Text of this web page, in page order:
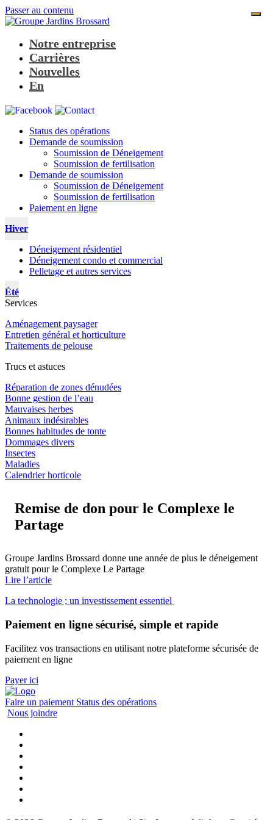
Passer au contenu
Navigation
principale
Notre entreprise
Carrières
Nouvelles
En
Status des opérations
Demande de soumission
Soumission de Déneigement
Soumission de fertilisation
Demande de soumission
Soumission de Déneigement
Soumission de fertilisation
Paiement en ligne
Hiver
Déneigement résidentiel
Déneigement condo et commercial
Pelletage et autres services
Été
Services
Aménagement paysager
Entretien général et horticulture
Traitements de pelouse
Trucs et astuces
Réparation de zones dénudées
Bonne gestion de l’eau
Mauvaises herbes
Animaux indésirables
Bonnes habitudes de tonte
Dommages divers
Insectes
Maladies
Calendrier horticole
Remise de don pour le Complexe le
Partage
Groupe Jardins Brossard donne une année de plus le déneigement
gratuit pour le Complexe Le Partage
Lire l’article
La technologie ; un investissement essentiel
Paiement en ligne sécurisé, simple et rapide
Facilitez vos transactions en utilisant notre plateforme sécurisée de
paiement en ligne
Payer ici
Faire un paiement Status des opérations
Nous joindre